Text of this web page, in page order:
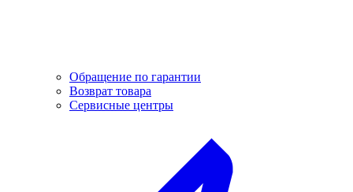
Обращение по гарантии
Возврат товара
Сервисные центры